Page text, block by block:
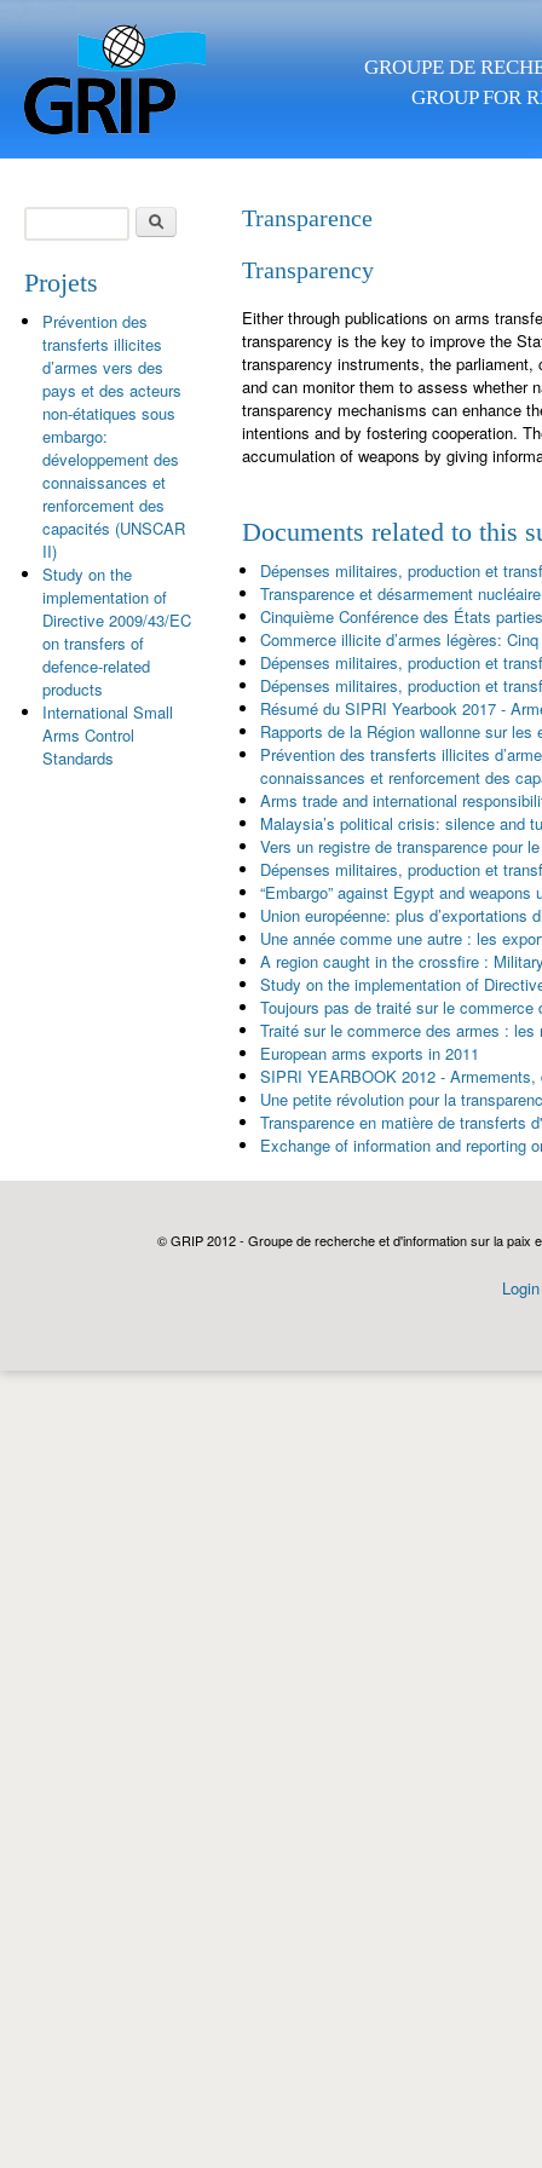
GROUPE DE
GROUP FOR
Transparence
Transparency
Either through publications on arms
transparency is the key to improve the
transparency instruments, the
and can monitor them to assess whether
transparency mechanisms can enhance
intentions and by fostering cooperation.
accumulation of weapons by giving
Documents related to this
Dépenses militaires, production et
Transparence et désarmement nucléaire
Cinquième Conférence des États
Commerce illicite d’armes légères:
Dépenses militaires, production et
Dépenses militaires, production et
Résumé du SIPRI Yearbook 2017 -
Rapports de la Région wallonne sur
Prévention des transferts illicites
connaissances et renforcement des
Arms trade and international
Malaysia’s political crisis: silence and
Vers un registre de transparence pour
Dépenses militaires, production et
“Embargo” against Egypt and
Union européenne: plus d’exportations
Une année comme une autre : les
A region caught in the crossfire :
Study on the implementation of
Toujours pas de traité sur le
Traité sur le commerce des armes :
European arms exports in 2011
SIPRI YEARBOOK 2012 -
Une petite révolution pour la
Transparence en matière de transferts
Exchange of information and reporting
Search form
Projets
Prévention des
transferts illicites
d’armes vers des
pays et des acteurs
non-étatiques sous
embargo:
développement des
connaissances et
renforcement des
capacités (UNSCAR
II)
Study on the
implementation of
Directive 2009/43/EC
on transfers of
defence-related
products
International Small
Arms Control
Standards
© GRIP 2012 - Groupe de recherche et d'information sur la paix
Login